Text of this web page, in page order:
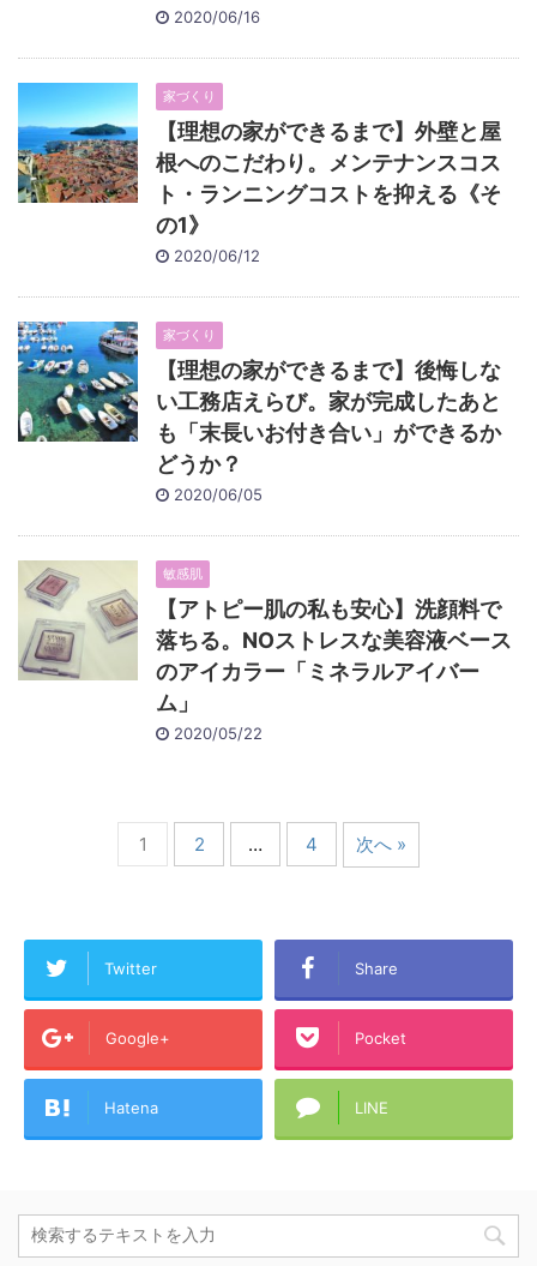
2020/06/16
家づくり
【理想の家ができるまで】外壁と屋
根へのこだわり。メンテナンスコス
ト・ランニングコストを抑える《そ
の1》
2020/06/12
家づくり
【理想の家ができるまで】後悔しな
い工務店えらび。家が完成したあと
も「末長いお付き合い」ができるか
どうか？
2020/06/05
敏感肌
【アトピー肌の私も安心】洗顔料で
落ちる。NOストレスな美容液ベース
のアイカラー「ミネラルアイバー
ム」
2020/05/22
1 2 … 4 次へ »
Twitter Share
Google+ Pocket
Hatena LINE